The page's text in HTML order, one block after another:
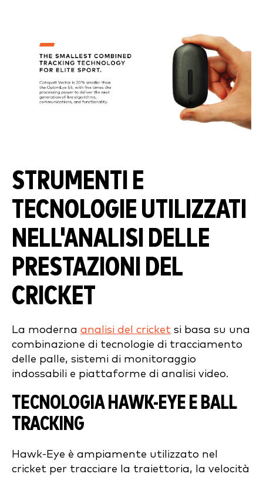
STRUMENTI E
TECNOLOGIE UTILIZZATI
NELL'ANALISI DELLE
PRESTAZIONI DEL
CRICKET
La moderna analisi del cricket si basa su una
combinazione di tecnologie di tracciamento
delle palle, sistemi di monitoraggio
indossabili e piattaforme di analisi video.
TECNOLOGIA HAWK-EYE E BALL
TRACKING
Hawk-Eye è ampiamente utilizzato nel
cricket per tracciare la traiettoria, la velocità